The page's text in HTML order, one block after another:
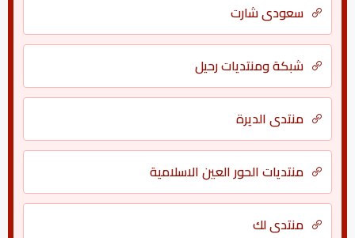
سعودي شارت
شبكة ومنتديات رحيل
منتدى الديرة
منتديات الحور العين الاسلامية
منتدى لك